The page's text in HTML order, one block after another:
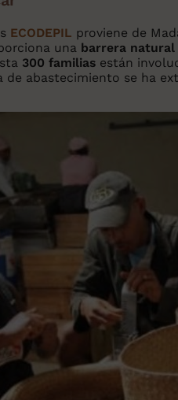
ECODEPIL proviene de
una barrera natural
300 familias están
abastecimiento se ha